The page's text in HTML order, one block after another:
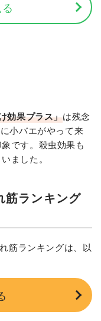
効果プラス」は残念
小バエがやって来
です。殺虫効果も
ました。
筋ランキング
筋ランキングは、以